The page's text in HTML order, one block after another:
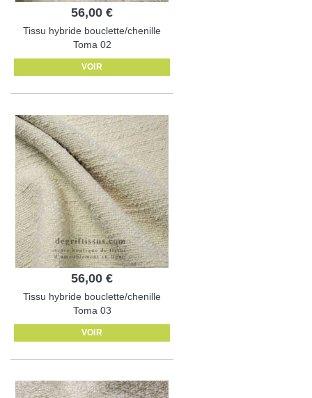
56,00 €
Tissu hybride bouclette/chenille
Toma 02
VOIR
56,00 €
Tissu hybride bouclette/chenille
Toma 03
VOIR